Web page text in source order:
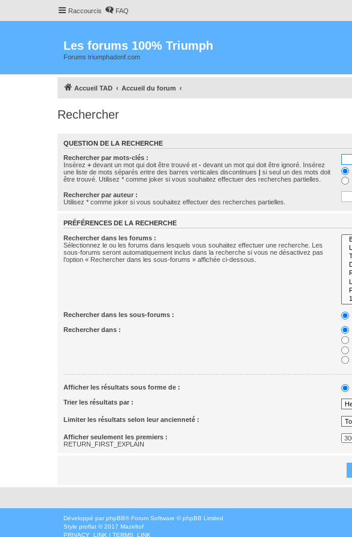
Raccourcis FAQ
Les forums 100% Triumph
Forums triumphadonf.com
Accueil TAD Accueil du forum
Rechercher
QUESTION DE LA RECHERCHE
Rechercher par mots-clés :
Insérez + devant un mot qui doit être trouvé et - devant un mot qui doit être ignoré. Insérez
une liste de mots séparés entre des barres verticales discontinues | si seul un des mots doit
être trouvé. Utilisez * comme joker si vous souhaitez effectuer des recherches partielles.
Rechercher par auteur :
Utilisez * comme joker si vous souhaitez effectuer des recherches partielles.
PRÉFÉRENCES DE LA RECHERCHE
Rechercher dans les forums :
Sélectionnez le ou les forums dans lesquels vous souhaitez effectuer une recherche. Les
sous-forums seront automatiquement inclus dans la recherche si vous ne désactivez pas
l’option « Rechercher dans les sous-forums » affichée ci-dessous.
Rechercher dans les sous-forums :
Rechercher dans :
Afficher les résultats sous forme de :
Trier les résultats par :
Limiter les résultats selon leur ancienneté :
Afficher seulement les premiers :
RETURN_FIRST_EXPLAIN
Développé par phpBB® Forum Software © phpBB Limited
Style proflat © 2017 Mazeltof
PRIVACY_LINK | TERMS_LINK